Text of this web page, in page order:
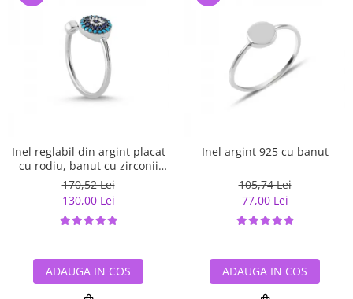
Inel reglabil din argint placat
cu rodiu, banut cu zirconii
albe si albastre
170,52 Lei
130,00 Lei
ADAUGA IN COS
Inel argint 925 cu banut
105,74 Lei
77,00 Lei
ADAUGA IN COS